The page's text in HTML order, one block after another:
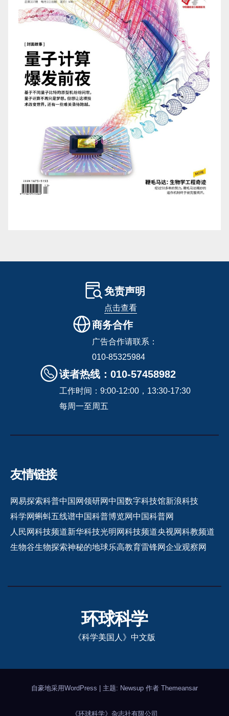
免责声明
点击查看
商务合作
广告合作请联系：
010-85325984
读者热线：010-57458982
工作时间：9:00-12:00，13:30-17:30
每周一至周五
友情链接
网易探索科普中国网领研网中国数字科技馆新浪科技
科学网蝌蚪五线谱中国科普博览网中国科普网
人民网科技频道新华科技光明网科技频道央视网科教频道
生物谷生物探索神秘的地球乐高教育雷锋网企业观察网
环球科学
《科学美国人》中文版
自豪地采用WordPress 主题: Newsup 作者 Themeansar
《环球科学》杂志社有限公司